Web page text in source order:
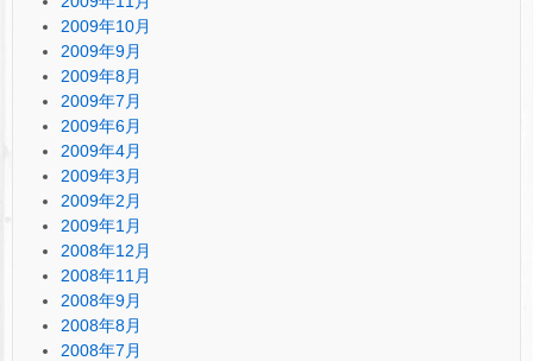
2009年10月
2009年9月
2009年8月
2009年7月
2009年6月
2009年4月
2009年3月
2009年2月
2009年1月
2008年12月
2008年11月
2008年9月
2008年8月
2008年7月